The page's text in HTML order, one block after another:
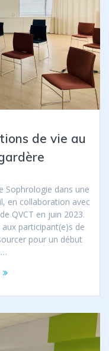
de vie au
Sophrologie dans une
en collaboration avec
QVCT en juin 2023.
participant(e)s de
pour un début